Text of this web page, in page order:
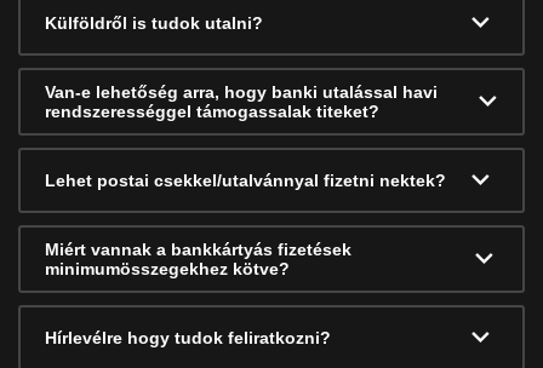
Külföldről is tudok utalni?
Van-e lehetőség arra, hogy banki utalással havi
rendszerességgel támogassalak titeket?
Lehet postai csekkel/utalvánnyal fizetni nektek?
Miért vannak a bankkártyás fizetések
minimumösszegekhez kötve?
Hírlevélre hogy tudok feliratkozni?